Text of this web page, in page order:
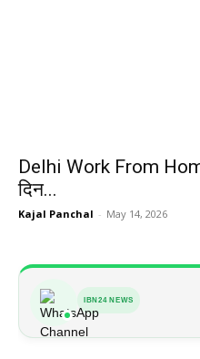
Delhi Work From
दिन...
Kajal Panchal - May 14, 2026
IBN24 NEWS